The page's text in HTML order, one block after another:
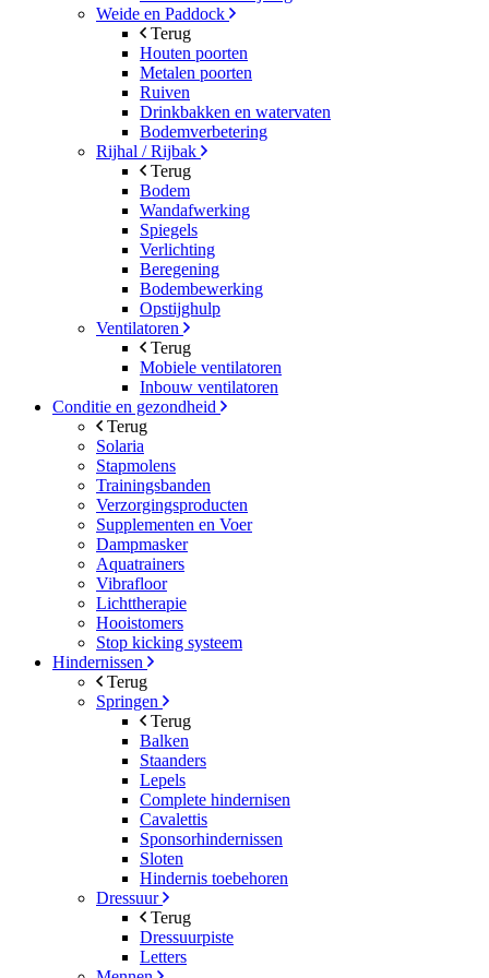
Weide en Paddock
Terug
Houten poorten
Metalen poorten
Ruiven
Drinkbakken en watervaten
Bodemverbetering
Rijhal / Rijbak
Terug
Bodem
Wandafwerking
Spiegels
Verlichting
Beregening
Bodembewerking
Opstijghulp
Ventilatoren
Terug
Mobiele ventilatoren
Inbouw ventilatoren
Conditie en gezondheid
Terug
Solaria
Stapmolens
Trainingsbanden
Verzorgingsproducten
Supplementen en Voer
Dampmasker
Aquatrainers
Vibrafloor
Lichttherapie
Hooistomers
Stop kicking systeem
Hindernissen
Terug
Springen
Terug
Balken
Staanders
Lepels
Complete hindernisen
Cavalettis
Sponsorhindernissen
Sloten
Hindernis toebehoren
Dressuur
Terug
Dressuurpiste
Letters